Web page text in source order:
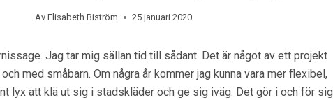
Av Elisabeth Biström 25 januari 2020
Jag tar mig sällan tid till sådant. Det är något av ett projekt
med småbarn. Om några år kommer jag kunna vara mer flexibel,
lyx att klä ut sig i stadskläder och ge sig iväg. Det gör i och för sig